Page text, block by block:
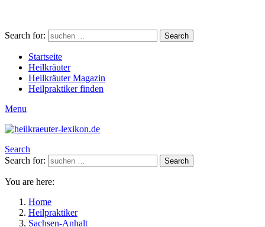
Search for: Search
Startseite
Heilkräuter
Heilkräuter Magazin
Heilpraktiker finden
Menu
Search
Search for:
Search
You are here:
Home
Heilpraktiker
Sachsen-Anhalt